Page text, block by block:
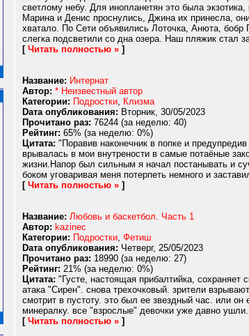
светлому небу. Для инопланетян это была
Марина и Денис проснулись, Джина их принесла,
хватало. По Сети объявились Лоточка, Анюта, бобр
слегка подсветили со дна озера. Наш пляжик стал
[ Читать полностью » ]
Название: Интернат
Автор: * Неизвестный автор
Категории: Подростки, Клизма
Dата опубликования: Вторник, 30/05/2023
Прочитано раз: 76244 (за неделю: 40)
Рейтинг: 65% (за неделю: 0%)
Цитата: "Поравив наконечник в попке и
врывалась в мои внутрености в самые потаёные
жизни.Напор был сильным я начал постанывать и
боком уговаривая меня потерпеть немного и
[ Читать полностью » ]
Название: Любовь и баскетбол. Часть 1
Автор: kazinec
Категории: Подростки, Фетиш
Dата опубликования: Четверг, 25/05/2023
Прочитано раз: 18990 (за неделю: 27)
Рейтинг: 21% (за неделю: 0%)
Цитата: "Густе, настоящая прибалтийка, сохраняет
атака "Сирен". снова трехочковый. зрители
смотрит в пустоту. это был ее звездный час. или
минералку. все "взрослые" девочки уже давно
[ Читать полностью » ]